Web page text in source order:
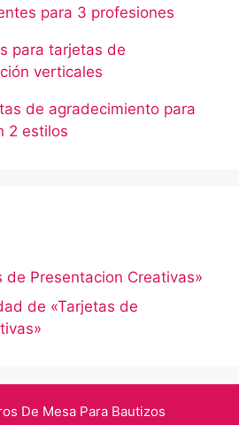
para 3 profesiones
para tarjetas de
verticales
de agradecimiento para
2 estilos
de Presentacion Creativas»
de «Tarjetas de
De Mesa Para Bautizos